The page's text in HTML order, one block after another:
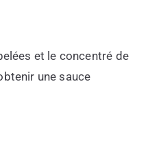
et le concentré de
une sauce